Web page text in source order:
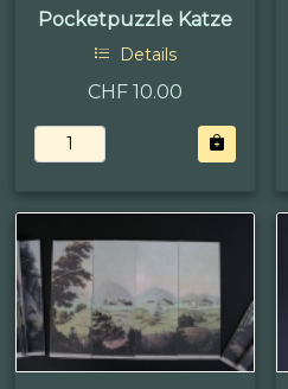
Pocketpuzzle Katze
Details
CHF 10.00